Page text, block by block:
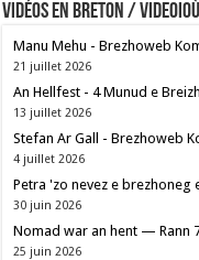
Vidéos en breton /
Manu Mehu - Brezhoweb
21 juillet 2026
An Hellfest - 4 Munud e Breizh
13 juillet 2026
Stefan Ar Gall - Brezhoweb
4 juillet 2026
Petra 'zo nevez e brezhoneg
30 juin 2026
Nomad war an hent — Rann
25 juin 2026